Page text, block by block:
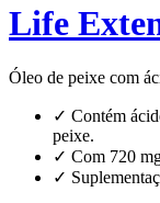
Life
Óleo de peixe com
✓ Contém
peixe.
✓ Com 720
✓